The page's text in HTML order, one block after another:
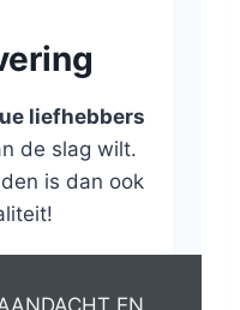
liefhebbers
de slag wilt.
is dan ook
EN